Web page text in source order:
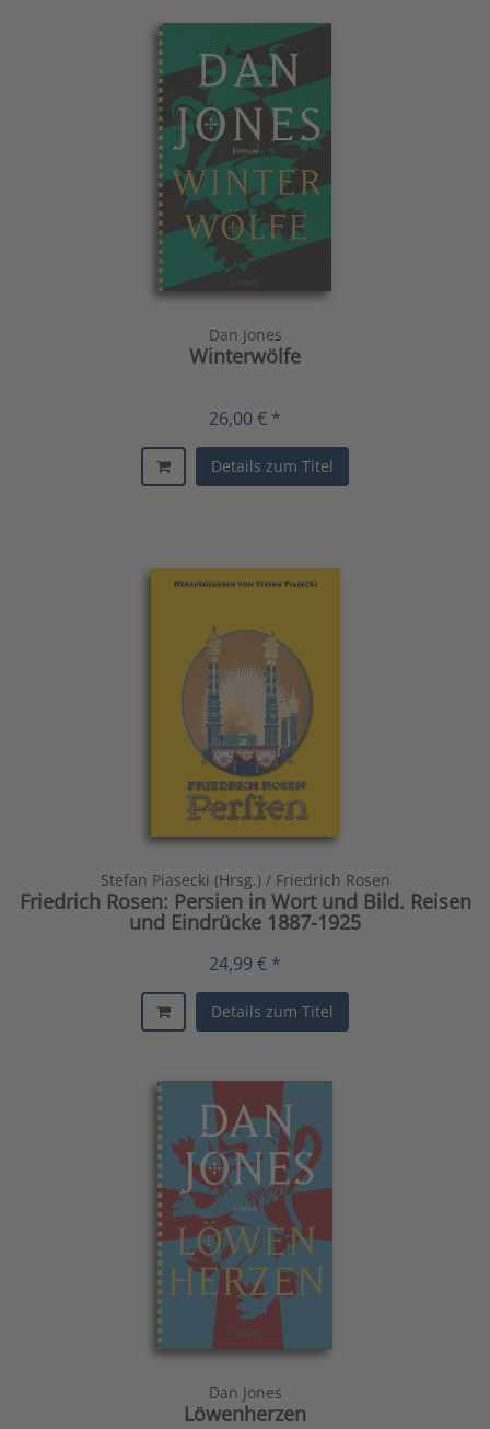
Dan Jones
Winterwölfe
26,00 € *
Details zum Titel
Stefan Piasecki (Hrsg.) / Friedrich Rosen
Friedrich Rosen: Persien in Wort und Bild. Reisen
und Eindrücke 1887-1925
24,99 € *
Details zum Titel
Dan Jones
Löwenherzen